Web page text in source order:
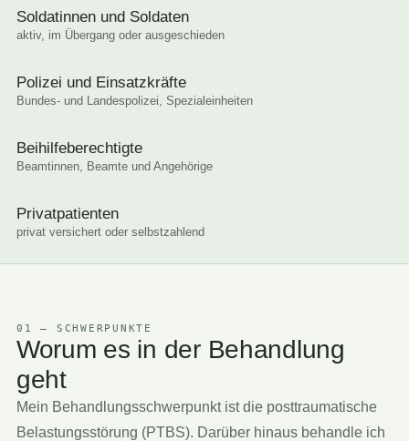
Soldatinnen und Soldaten
aktiv, im Übergang oder ausgeschieden
Polizei und Einsatzkräfte
Bundes- und Landespolizei, Spezialeinheiten
Beihilfeberechtigte
Beamtinnen, Beamte und Angehörige
Privatpatienten
privat versichert oder selbstzahlend
01 — SCHWERPUNKTE
Worum es in der Behandlung
geht
Mein Behandlungsschwerpunkt ist die posttraumatische
Belastungsstörung (PTBS). Darüber hinaus behandle ich